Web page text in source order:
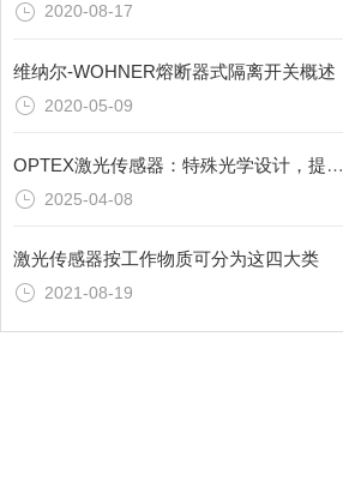
2020-08-17
维纳尔-WOHNER熔断器式隔离开关概述
2020-05-09
OPTEX激光传感器：特殊光学设计，提升检测效能
2025-04-08
激光传感器按工作物质可分为这四大类
2021-08-19